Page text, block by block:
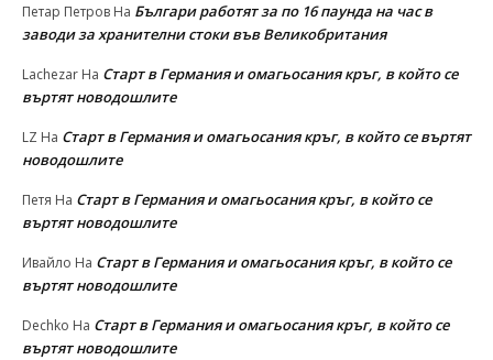
Петар Петров На Българи работят за по 16 паунда на час в
заводи за хранителни стоки във Великобритания
Lachezar На Старт в Германия и омагьосания кръг, в който се
въртят новодошлите
LZ На Старт в Германия и омагьосания кръг, в който се въртят
новодошлите
Петя На Старт в Германия и омагьосания кръг, в който се
въртят новодошлите
Ивайло На Старт в Германия и омагьосания кръг, в който се
въртят новодошлите
Dechko На Старт в Германия и омагьосания кръг, в който се
въртят новодошлите